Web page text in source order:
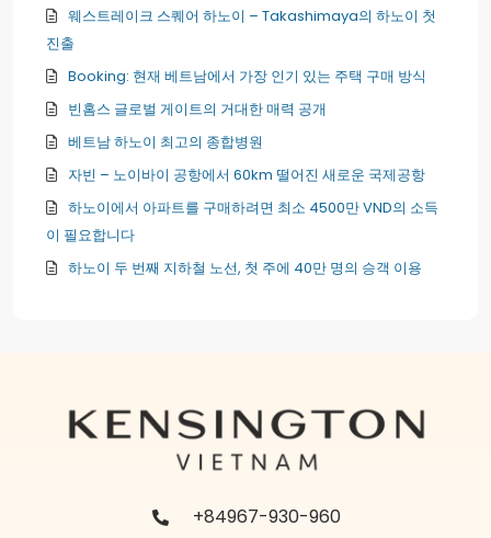
웨스트레이크 스퀘어 하노이 – Takashimaya의 하노이 첫
진출
Booking: 현재 베트남에서 가장 인기 있는 주택 구매 방식
빈홈스 글로벌 게이트의 거대한 매력 공개
베트남 하노이 최고의 종합병원
자빈 – 노이바이 공항에서 60km 떨어진 새로운 국제공항
하노이에서 아파트를 구매하려면 최소 4500만 VND의 소득
이 필요합니다
하노이 두 번째 지하철 노선, 첫 주에 40만 명의 승객 이용
+84967-930-960